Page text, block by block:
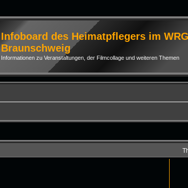
Infoboard des Heimatpflegers im WRG
Braunschweig
Informationen zu Veranstaltungen, der Filmcollage und weiteren Themen